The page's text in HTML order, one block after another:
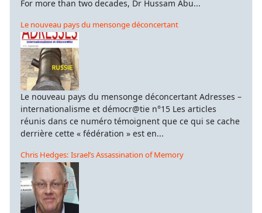
For more than two decades, Dr Hussam Abu...
Le nouveau pays du mensonge déconcertant
Le nouveau pays du mensonge déconcertant Adresses –
internationalisme et démocr@tie n°15 Les articles
réunis dans ce numéro témoignent que ce qui se cache
derrière cette « fédération » est en...
Chris Hedges: Israel’s Assassination of Memory